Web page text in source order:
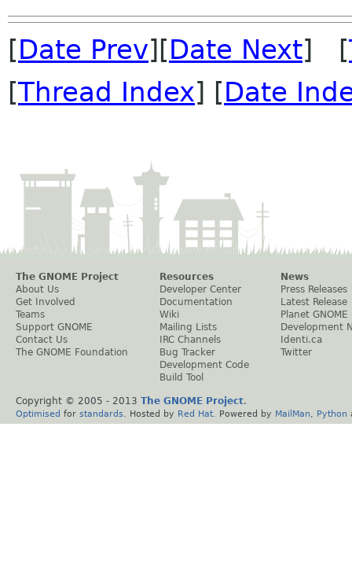
[Date Prev][Date Next] [
[Thread Index] [Date
The GNOME Project
About Us
Get Involved
Teams
Support GNOME
Contact Us
The GNOME Foundation
Resources
Developer Center
Documentation
Wiki
Mailing Lists
IRC Channels
Bug Tracker
Development Code
Build Tool
News
Press Releases
Latest Release
Planet GNOME
Development
Identi.ca
Twitter
Copyright © 2005 - 2013 The GNOME Project.
Optimised for standards . Hosted by Red Hat . Powered by MailMan Python